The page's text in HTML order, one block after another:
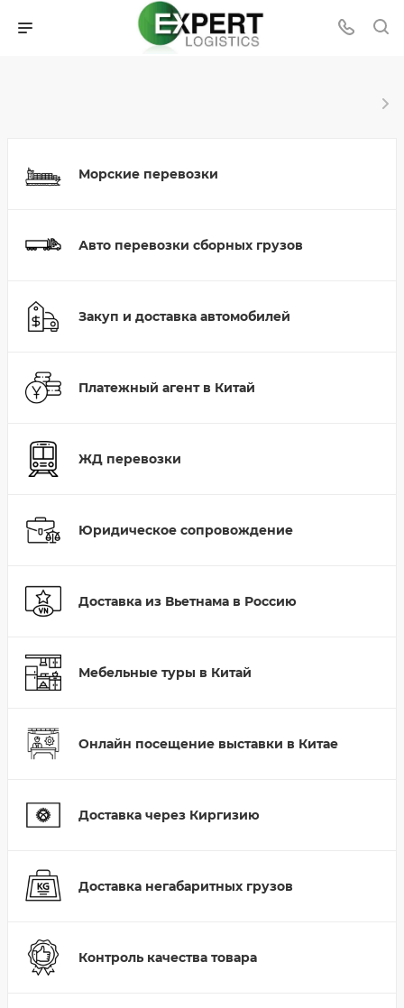
Морские перевозки
Авто перевозки сборных грузов
Закуп и доставка автомобилей
Платежный агент в Китай
ЖД перевозки
Юридическое сопровождение
Доставка из Вьетнама в Россию
Мебельные туры в Китай
Онлайн посещение выставки в Китае
Доставка через Киргизию
Доставка негабаритных грузов
Контроль качества товара